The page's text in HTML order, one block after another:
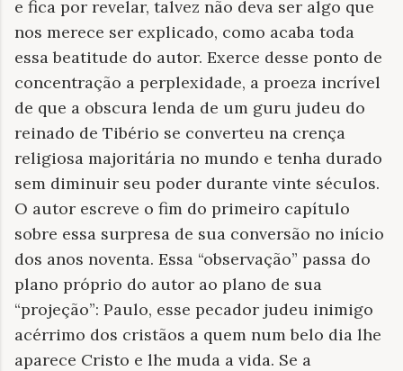
e fica por revelar, talvez não deva ser algo que
nos merece ser explicado, como acaba toda
essa beatitude do autor. Exerce desse ponto de
concentração a perplexidade, a proeza incrível
de que a obscura lenda de um guru judeu do
reinado de Tibério se converteu na crença
religiosa majoritária no mundo e tenha durado
sem diminuir seu poder durante vinte séculos.
O autor escreve o fim do primeiro capítulo
sobre essa surpresa de sua conversão no início
dos anos noventa. Essa “observação” passa do
plano próprio do autor ao plano de sua
“projeção”: Paulo, esse pecador judeu inimigo
acérrimo dos cristãos a quem num belo dia lhe
aparece Cristo e lhe muda a vida. Se a